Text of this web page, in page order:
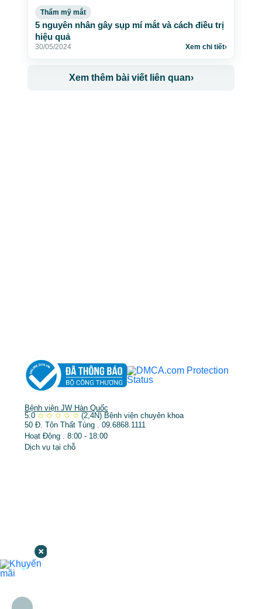
Thẩm mỹ mắt
5 nguyên nhân gây sụp mí mắt và cách điều trị
hiệu quả
30/05/2024 Xem chi tiết›
Xem thêm bài viết liên quan›
Bệnh viện JW Hàn Quốc
5.0 ✩ ✩ ✩ ✩ ✩ (2,4N) Bệnh viện chuyên khoa
50 Đ. Tôn Thất Tùng . 09.6868.1111
Hoạt Động . 8:00 - 18:00
Dịch vụ tại chỗ